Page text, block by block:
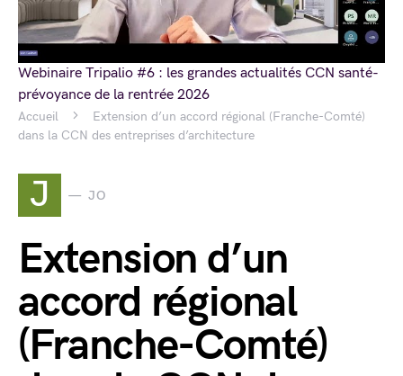
Accueil
Extension d’un accord régional (Franche-Comté)
dans la CCN des entreprises d’architecture
J JO
Extension d’un
accord régional
(Franche-Comté)
Webinaire Tripalio #6 : les grandes actualités CCN santé-
prévoyance de la rentrée 2026